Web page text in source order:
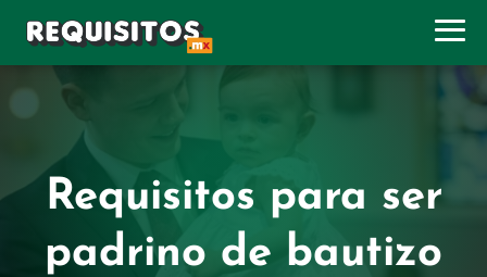
Requisitos para ser
padrino de bautizo